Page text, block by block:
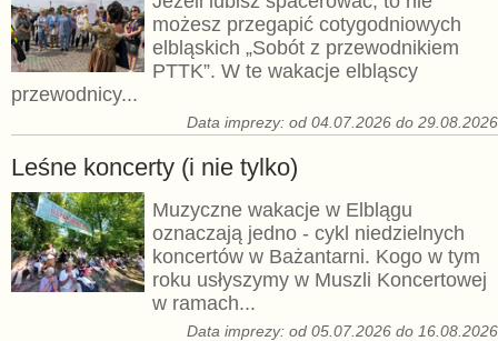
możesz przegapić cotygodniowych
elbląskich „Sobót z przewodnikiem
PTTK”. W te wakacje elbląscy
przewodnicy...
Data imprezy: od 04.07.2026 do 29.08.2026
Leśne koncerty (i nie tylko)
Muzyczne wakacje w Elblągu
oznaczają jedno - cykl niedzielnych
koncertów w Bażantarni. Kogo w tym
roku usłyszymy w Muszli Koncertowej
w ramach...
Data imprezy: od 05.07.2026 do 16.08.2026